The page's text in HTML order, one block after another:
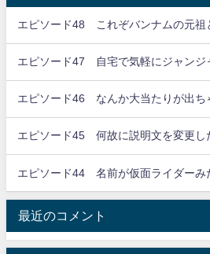
エピソード48 これぞバンナムの元祖
エピソード47 自宅で気軽にジャンジ
エピソード46 なんか大当たりが出ち
エピソード45 何故に説明文を変更し
エピソード44 名前が仮面ライダーみ
最近のコメント